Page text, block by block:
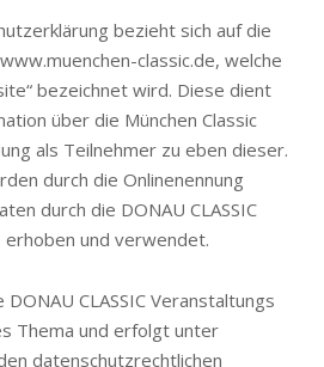
bezieht sich auf die
classic.de, welche
bezeichnet wird. Diese dient
über die München Classic
als Teilnehmer zu eben dieser.
durch die Onlinenennung
durch die DONAU CLASSIC
und verwendet.
CLASSIC Veranstaltungs
Thema und erfolgt unter
datenschutzrechtlichen